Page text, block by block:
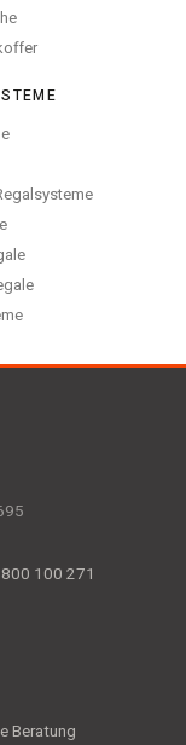
100 271
Beratung